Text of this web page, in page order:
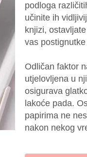
podloga
učinite ih
knjizi,
vas
Odličan faktor
utjelovljena u
osigurava
lakoće pada.
papirima ne
nakon nekog